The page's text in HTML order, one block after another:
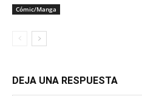
Cómic/Manga
DEJA UNA RESPUESTA